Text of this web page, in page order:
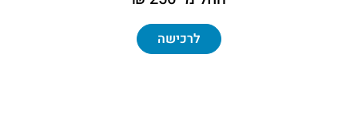
לרכישה